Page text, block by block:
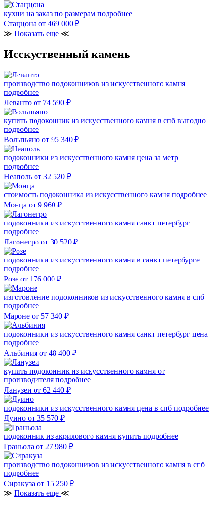
кухни на заказ по размерам подробнее
Стаццона от 469 000 ₽
≫ Показать еще ≪
Исскуственный камень
производство подоконников из искусственного камня
подробнее
Леванто от 74 590 ₽
купить подоконник из искусственного камня в спб выгодно
подробнее
Вольпьяно от 95 340 ₽
подоконники из искусственного камня цена за метр
подробнее
Неаполь от 32 520 ₽
стоимость подоконника из искусственного камня подробнее
Монца от 9 960 ₽
подоконники из искусственного камня санкт петербург
подробнее
Лагонегро от 30 520 ₽
подоконники из искусственного камня в санкт петербурге
подробнее
Розе от 176 000 ₽
изготовление подоконников из искусственного камня в спб
подробнее
Мароне от 57 340 ₽
подоконники из искусственного камня санкт петербург цена
подробнее
Альбиния от 48 400 ₽
купить подоконник из искусственного камня от
производителя подробнее
Ланузеи от 62 440 ₽
подоконники из искусственного камня цена в спб подробнее
Дуино от 35 570 ₽
подоконник из акрилового камня купить подробнее
Граньола от 27 980 ₽
производство подоконников из искусственного камня в спб
подробнее
Сиракуза от 15 250 ₽
≫ Показать еще ≪